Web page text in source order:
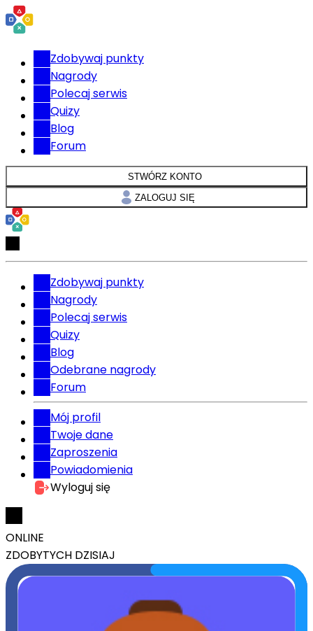
Zdobywaj punkty
Nagrody
Polecaj serwis
Quizy
Blog
Forum
STWÓRZ KONTO
ZALOGUJ SIĘ
Zdobywaj punkty
Nagrody
Polecaj serwis
Quizy
Blog
Odebrane nagrody
Forum
Mój profil
Twoje dane
Zaproszenia
Powiadomienia
Wyloguj się
ONLINE
ZDOBYTYCH DZISIAJ